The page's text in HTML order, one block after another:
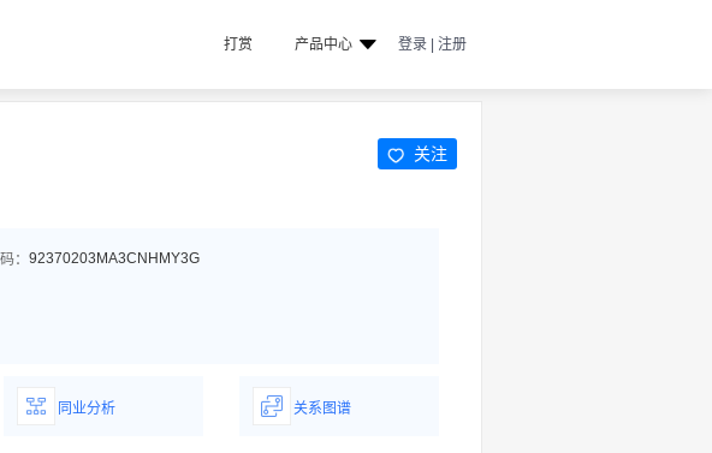
打赏 产品中心 登录 | 注册
关注
： 92370203MA3CNHMY3G
同业分析
关系图谱